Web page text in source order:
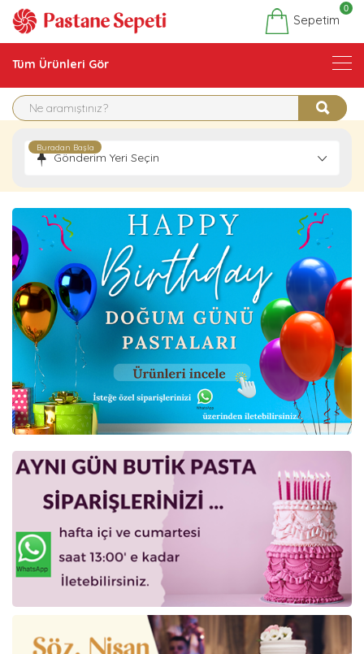
Sepetim
0
Tüm Ürünleri Gör
Buradan Başla
Gönderim Yeri Seçin